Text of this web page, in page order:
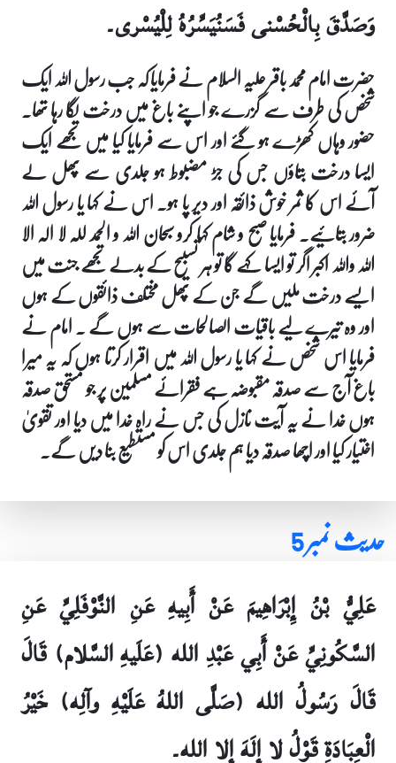
وَصَدَّقَ بِالْحُسْنى‏ فَسَنُيَسِّرُهُ لِلْيُسْرى‏۔
حضرت امام محمد باقر علیہ السلام نے فرمایا کہ جب رسول اللہ ایک
شخص کی طرف سے گزرے جو اپنے باغ میں درخت لگا رہا تھا۔
حضور وہاں کھڑے ہو گئے اور اس سے فرمایا کیا میں تجھے ایک
ایسا درخت بتاؤں جس کی جڑ مضبوط ہو جلدی سے پھل لے
آئے اس کا ثمر خوش ذائقہ اور دیر پا ہو۔ اس نے کہا یا رسول اللہ
ضرور بتائیے۔ فرمایا صبح و شام کہا کرو سبحان اللہ و الحمد للہ لا الہ الا
اللہ واللہ اکبر اگر تو ایسا کہے گا تو ہر تسبیح کے بدلے تجھے جنت میں
ایسے درخت ملیں گے جن کے پھل مختلف ذائقوں کے ہوں
اور وہ تیرے لیے باقیات الصالحات سے ہوں گے ۔ امام نے
فرمایا اس شخص نے کہا یا رسول اللہ میں اقرار کرتا ہوں کہ یہ میرا
باغ آج سے صدقہ مقبوضہ ہے فقرائے مسلمین پر جو مستحق صدقہ
ہوں خدا نے یہ آیت نازل کی جس نے راہ خدا میں دیا اور تقویٰ
اختیار کیا اور اچھا صدقہ دیا ہم جلدی اس کو مستطیع بنا دیں گے۔
حدیث نمبر 5
عَلِيُّ بْنُ إِبْرَاهِيمَ عَنْ أَبِيهِ عَنِ النَّوْفَلِيِّ عَنِ
السَّكُونِيِّ عَنْ أَبِي عَبْدِ الله (عَلَيهِ السَّلام) قَالَ
قَالَ رَسُولُ الله (صَلَّى اللهُ عَلَيْهِ وآلِه) خَيْرُ
الْعِبَادَةِ قَوْلُ لا إِلَهَ إِلا الله۔